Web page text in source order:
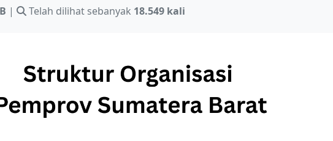
| Telah dilihat sebanyak 18.549 kali